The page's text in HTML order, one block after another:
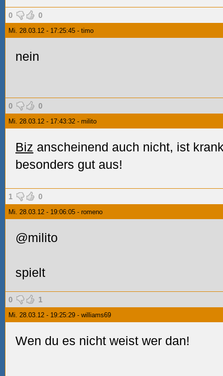
0 0
Mi. 28.03.12 - 17:25:45 - timo
nein
0 0
Mi. 28.03.12 - 17:43:32 - milito
Biz anscheinend auch nicht, ist
besonders gut aus!
1 0
Mi. 28.03.12 - 19:06:05 - romeno
@milito
spielt
0 1
Mi. 28.03.12 - 19:25:29 - williams69
Wen du es nicht weist wer dan!